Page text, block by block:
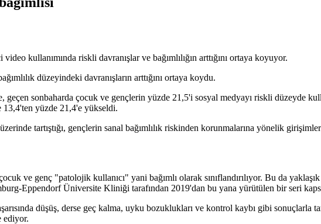
kullanımında riskli davranışlar ve bağımlılığın arttığını ortaya koyuyor.
düzeyindeki davranışların arttığını ortaya koydu.
geçen sonbaharda çocuk ve gençlerin yüzde 21,5'i sosyal medyayı riskli düzeyde
yüzde 21,4'e yükseldi.
tartıştığı, gençlerin sanal bağımlılık riskinden korunmalarına yönelik
ve genç "patolojik kullanıcı" yani bağımlı olarak sınıflandırılıyor. Bu da
Eppendorf Üniversite Kliniği tarafından 2019'dan bu yana yürütülen bir seri
düşüş, derse geç kalma, uyku bozuklukları ve kontrol kaybı gibi sonuçlarla
ediyor.